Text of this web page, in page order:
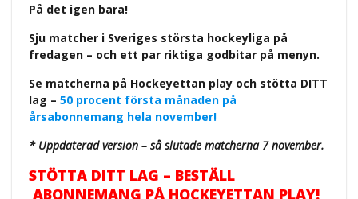
På det igen bara!
Sju matcher i Sveriges största hockeyliga på
fredagen – och ett par riktiga godbitar på menyn.
Se matcherna på Hockeyettan play och stötta DITT
lag – 50 procent första månaden på
årsabonnemang hela november!
* Uppdaterad version – så slutade matcherna 7 november.
STÖTTA DITT LAG – BESTÄLL
ABONNEMANG PÅ HOCKEYETTAN PLAY!